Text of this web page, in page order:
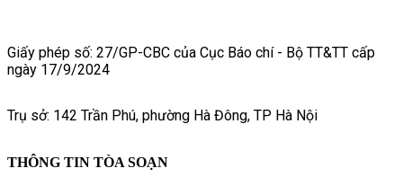
Giấy phép số: 27/GP-CBC của Cục Báo chí - Bộ TT&TT cấp
ngày 17/9/2024
Trụ sở: 142 Trần Phú, phường Hà Đông, TP Hà Nội
THÔNG TIN TÒA SOẠN